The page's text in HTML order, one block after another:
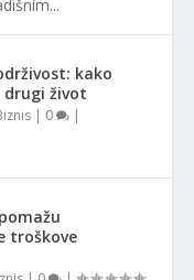
kako
drugi život
| 0 |
troškove